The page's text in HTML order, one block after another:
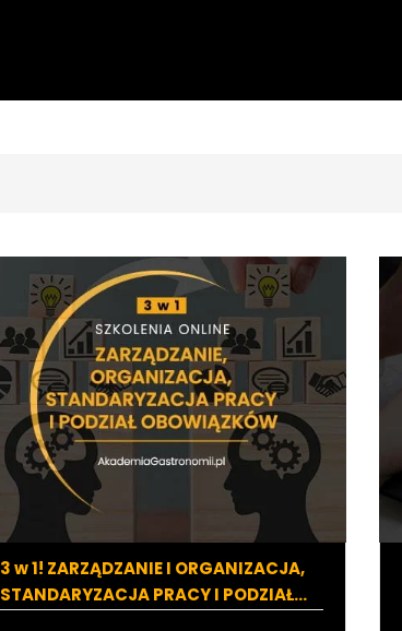
3 w 1! ZARZĄDZANIE I ORGANIZACJA,
STANDARYZACJA PRACY I PODZIAŁ